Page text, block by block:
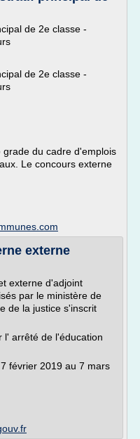
de 2e classe -
de 2e classe -
du cadre d'emplois
Le concours externe
externe
externe d'adjoint
par le ministère de
de la justice s'inscrit
l' arrêté de l'éducation
février 2019 au 7 mars